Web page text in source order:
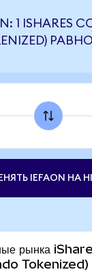
1 ISHARES
IEFAON НА
рынка
Tokenized)